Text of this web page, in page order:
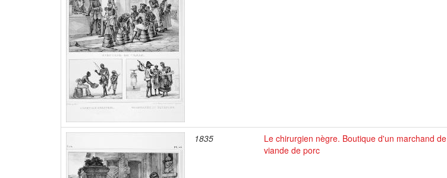
1835
Le chirurgien nègre. Boutique d'un marchand de
viande de porc